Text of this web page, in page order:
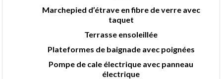
Marchepied d’étrave en fibre de verre avec
taquet
Terrasse ensoleillée
Plateformes de baignade avec poignées
Pompe de cale électrique avec panneau
électrique